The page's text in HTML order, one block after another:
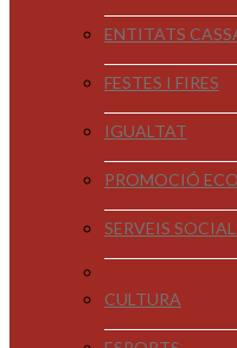
ENTITATS
FESTES I FIRES
IGUALTAT
PROMOCIÓ
SERVEIS
CULTURA